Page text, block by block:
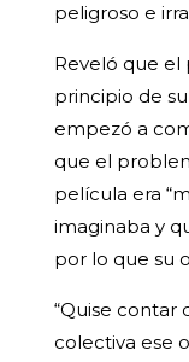
peligroso e
Reveló que el
principio de
empezó a
que el
película era
imaginaba y
por lo que su
“Quise contar
colectiva ese